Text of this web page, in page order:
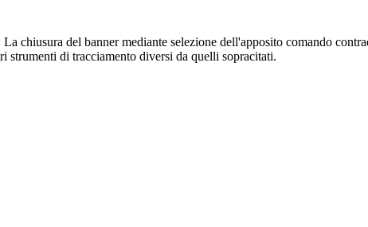
chiusura del banner mediante selezione dell'apposito comando
strumenti di tracciamento diversi da quelli sopracitati.